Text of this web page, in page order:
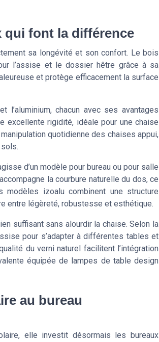
qui font la différence
sa longévité et son confort. Le bois
l’assise et le dossier hêtre grâce à sa
et protège efficacement la surface
chacun avec ses avantages
excellente rigidité, idéale pour une chaise
quotidienne des chaises appui,
d’un modèle pour bureau ou pour salle
la courbure naturelle du dos, ce
modèles izoalu combinent une structure
entre légèreté, robustesse et esthétique.
suffisant sans alourdir la chaise. Selon la
pour s’adapter à différentes tables et
du verni naturel facilitent l’intégration
équipée de lampes de table design
au bureau
elle investit désormais les bureaux